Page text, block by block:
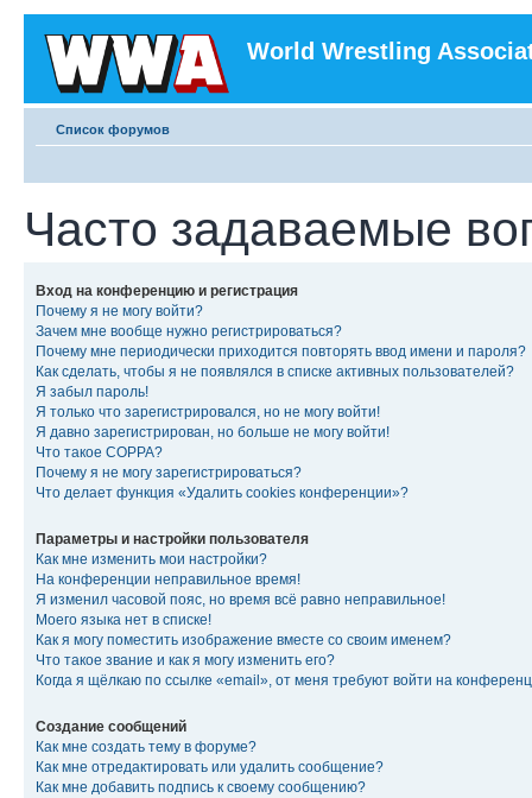
World Wrestling
Список форумов
Часто задаваемые
Вход на конференцию и регистрация
Почему я не могу войти?
Зачем мне вообще нужно регистрироваться?
Почему мне периодически приходится повторять ввод имени и пароля?
Как сделать, чтобы я не появлялся в списке активных пользователей?
Я забыл пароль!
Я только что зарегистрировался, но не могу войти!
Я давно зарегистрирован, но больше не могу войти!
Что такое COPPA?
Почему я не могу зарегистрироваться?
Что делает функция «Удалить cookies конференции»?
Параметры и настройки пользователя
Как мне изменить мои настройки?
На конференции неправильное время!
Я изменил часовой пояс, но время всё равно неправильное!
Моего языка нет в списке!
Как я могу поместить изображение вместе со своим именем?
Что такое звание и как я могу изменить его?
Когда я щёлкаю по ссылке «email», от меня требуют войти на
Создание сообщений
Как мне создать тему в форуме?
Как мне отредактировать или удалить сообщение?
Как мне добавить подпись к своему сообщению?